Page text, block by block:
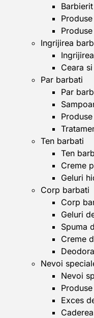
Barbierit
Ingrijirea
Ceara
Par barbati
Par
Ten barbati
Ten
Creme
Geluri
Corp barbati
Corp
Geluri
Spuma
Creme
Nevoi
Nevoi
Exces